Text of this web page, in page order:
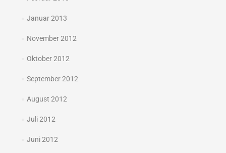
Januar 2013
November 2012
Oktober 2012
September 2012
August 2012
Juli 2012
Juni 2012